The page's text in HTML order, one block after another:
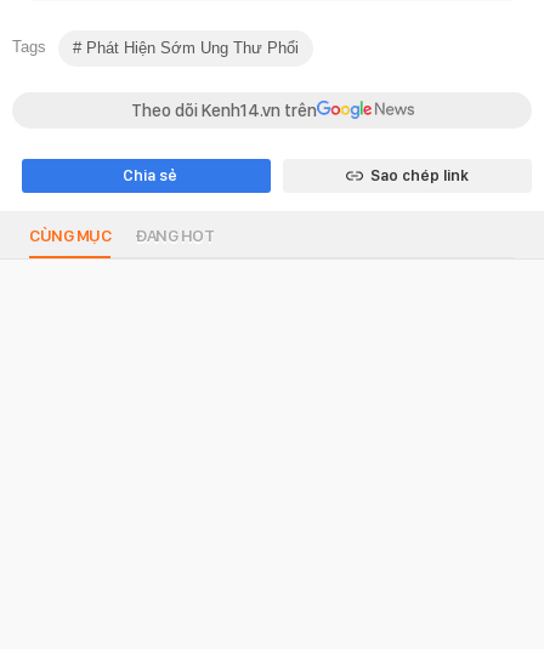
Tags Phát Hiện Sớm Ung Thư Phổi
Theo dõi Kenh14.vn trên
Chia sẻ Sao chép link
CÙNG MỤC ĐANG HOT